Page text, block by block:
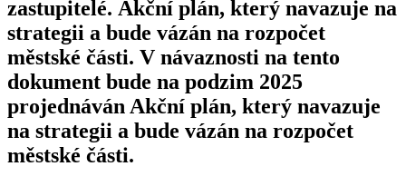
zastupitelé. Akční plán, který navazuje na
strategii a bude vázán na rozpočet
městské části. V návaznosti na tento
dokument bude na podzim 2025
projednáván Akční plán, který navazuje
na strategii a bude vázán na rozpočet
městské části.